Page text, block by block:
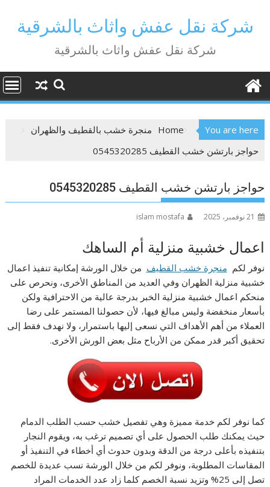
contentشركة نقل عفش واثاث بالشرقية
شركة نقل عفش واثاث بالشرقية
You are here
Home منجرة خشب بالقطيف والظهران
حواجز بارتشن خشب القطيف 0545320285
حواجز بارتشن خشب القطيف 0545320285
21 نوفمبر، 2025 islam mostafa
اعمال خشبية منزلية أم الساهك
نوفر لكم منجرة خشب القطيف من خلال الورشة إمكانية تنفيذ اعمال
خشبية منزلية الظهران وفي العديد من المناطق الأخرى، ونحرص على
منحكم اعمال خشبية منزلية الخبر بدرجة عالية من الاحترافية ولكن
بأسعار منخفضة وليس مبالغ فيها، لأن حصولنا المستمر على رضا
العملاء من أهم الأهداف التي نسعى إليها باستمرار، ولا نهدف فقط إلى
تحقيق أكبر قدر ممكن من الأرباح مثل بعض الورش الأخرى.
كما نوفر لكم خدمة مميزة وهي تفصيل خشب حسب الطلب الدمام
حيث يمكنك طلب الحصول على أي تصميم ترغب به، ويقوم النجار
بتنفيذه بأعلى درجة من الدقة وبدون حدوث أي أخطاء في التنفيذ أو
المقاسات المطلوبة، ونوفر لكم من خلال الورشة نسب عديدة للخصم
تصل إلى 25% وتزيد نسبة الخصم كلما زاد عدد الخدمات المراد